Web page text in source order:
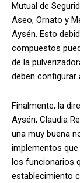
Mutual de
Aseo, Ornato y
Aysén. Esto
compuestos
de la
deben configurar
Finalmente, la
Aysén, Claudia
una muy buena
implementos
los funcionarios
establecimiento